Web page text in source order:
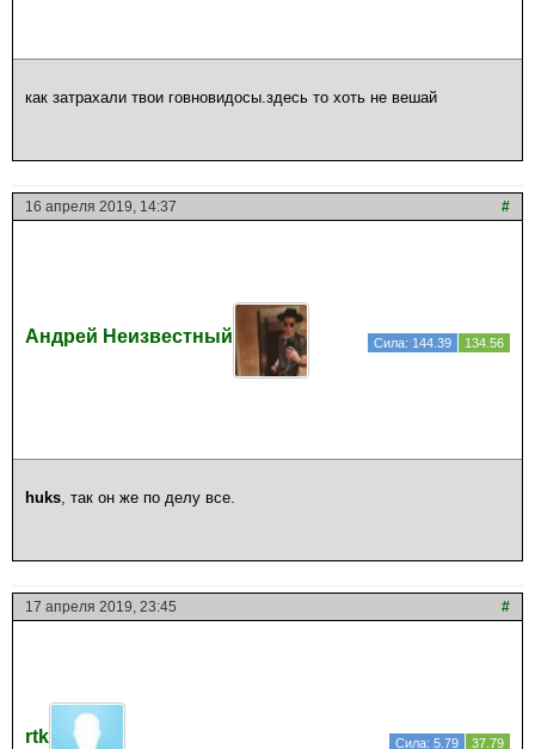
как затрахали твои говновидосы.здесь то хоть не вешай
16 апреля 2019, 14:37 #
Андрей Неизвестный Сила: 144.39 134.56
huks, так он же по делу все.
17 апреля 2019, 23:45 #
rtk Сила: 5.79 37.79